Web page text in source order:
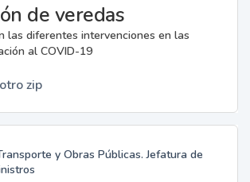
de veredas
las diferentes intervenciones en las
al COVID-19
otro zip
y Obras Públicas. Jefatura de